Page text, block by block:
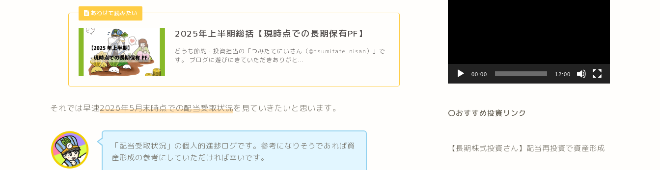
2025年上半期総括【現時点での長期保有PF】
どうも節約・投資担当の「つみたてにいさん（@tsumitate_nisan）」で
す。 ブログに遊びにきていただきありがと...
それでは早速2026年5月末時点での配当受取状況を見ていきたいと思います。
「配当受取状況」の個人的進捗ログです。参考になりそうであれば資
産形成の参考にしていただければ幸いです。
ー
00:00 12:00
〇おすすめ投資リンク
【長期株式投資さん】配当再投資で資産形成